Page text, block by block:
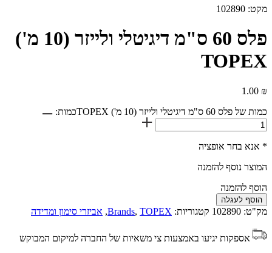
מקט: 102890
פלס 60 ס"מ דיגיטלי ולייזר (10 מ')
TOPEX
1.00 ₪
כמות של פלס 60 ס"מ דיגיטלי ולייזר (10 מ') TOPEX
כמות:
* אנא בחר אופציה
המוצר נוסף להזמנה
הוסף להזמנה
הוסף לעגלה
מק"ט: 102890 קטגוריות: Brands, TOPEX
, אביזרי סימון ומדידה
אספקות יגיעו באמצעות צי משאיות של החברה למיקום המבוקש